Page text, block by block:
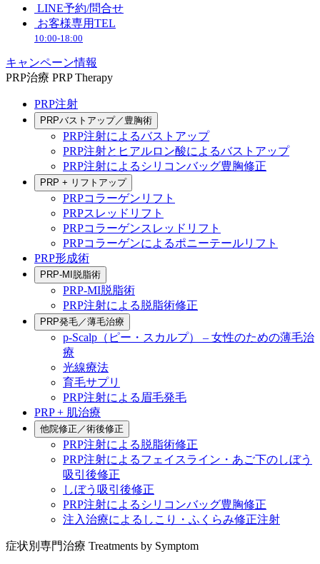
LINE予約/問合せ
お客様専用TEL
10:00-18:00
キャンペーン情報
PRP治療 PRP Therapy
PRP注射
PRPバストアップ／豊胸術
PRP注射によるバストアップ
PRP注射とヒアルロン酸によるバストアップ
PRP注射によるシリコンバッグ豊胸修正
PRP + リフトアップ
PRPコラーゲンリフト
PRPスレッドリフト
PRPコラーゲンスレッドリフト
PRPコラーゲンによるポニーテールリフト
PRP形成術
PRP-MI脱脂術
PRP-MI脱脂術
PRP注射による脱脂術修正
PRP発毛／薄毛治療
p-Scalp（ピー・スカルプ） – 女性のための薄毛治
療
光線療法
育毛サプリ
PRP注射による眉毛発毛
PRP + 肌治療
他院修正／術後修正
PRP注射による脱脂術修正
PRP注射によるフェイスライン・あご下のしぼう
吸引後修正
しぼう吸引後修正
PRP注射によるシリコンバッグ豊胸修正
注入治療によるしこり・ふくらみ修正注射
症状別専門治療 Treatments by Symptom